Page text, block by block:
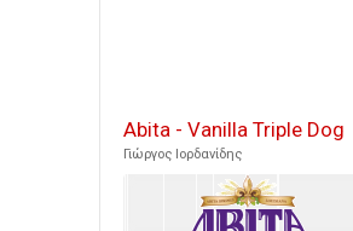
Abita - Vanilla Triple Dog
Γιώργος Ιορδανίδης